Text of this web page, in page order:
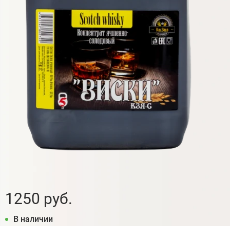
1250 руб.
В наличии